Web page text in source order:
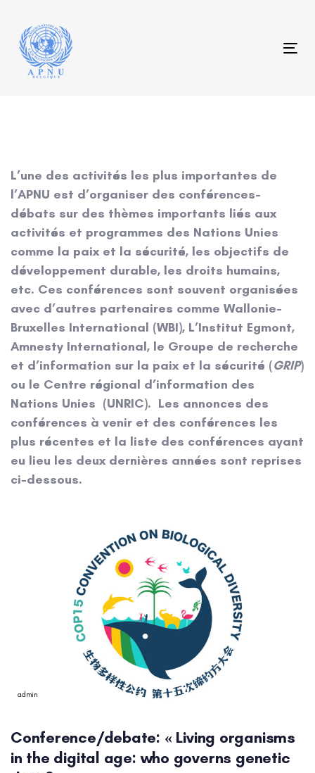
content
L’une des activités les plus importantes de
l’APNU est d’organiser des conférences-
débats sur des thèmes importants liés aux
activités et programmes des Nations Unies
comme la paix et la sécurité, les objectifs de
développement durable, les droits humains,
etc. Ces conférences sont souvent organisées
avec d’autres partenaires comme Wallonie-
Bruxelles International (WBI), L’Institut Egmont,
Amnesty International, le Groupe de recherche
et d’information sur la paix et la sécurité (GRIP)
ou le Centre régional d’information des
Nations Unies (UNRIC). Les annonces des
conférences à venir et des conférences les
plus récentes et la liste des conférences ayant
eu lieu les deux dernières années sont reprises
ci-dessous.
admin
Conference/debate: « Living organisms
in the digital age: who governs genetic